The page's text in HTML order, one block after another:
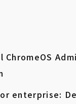
ChromeOS
enterprise: